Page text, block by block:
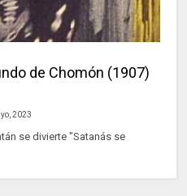
de Chomón (1907)
2023
se divierte "Satanás se